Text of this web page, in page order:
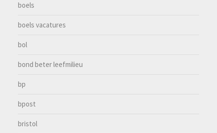
boels
boels vacatures
bol
bond beter leefmilieu
bp
bpost
bristol